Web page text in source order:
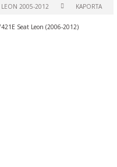
LEON 2005-2012 KAPORTA